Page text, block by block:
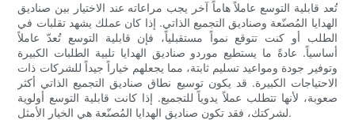
تُعد قابلية التوسع عاملاً هاماً آخر يجب مراعاته عند الاختيار بين صناديق
الهدايا المُصنّعة وصناديق التجميع الذاتي. إذا كان عملك يشهد تقلبات في
الطلب أو كنت تتوقع نمواً مستقبلياً، فإن قابلية التوسع تُعدّ عاملاً
أساسياً. عادةً ما يستطيع موردو صناديق الهدايا تلبية الطلبات الكبيرة
وتوفير جودة ومواعيد تسليم ثابتة، مما يجعلهم خياراً جيداً للشركات ذات
الاحتياجات الكبيرة. قد يكون توسيع نطاق صناديق التجميع الذاتي أكثر
صعوبة، لأنها تتطلب عملاً يدوياً للتجميع. إذا كانت قابلية التوسع أولوية
لشركتك، فقد تكون صناديق الهدايا المُصنّعة هي الخيار الأمثل.